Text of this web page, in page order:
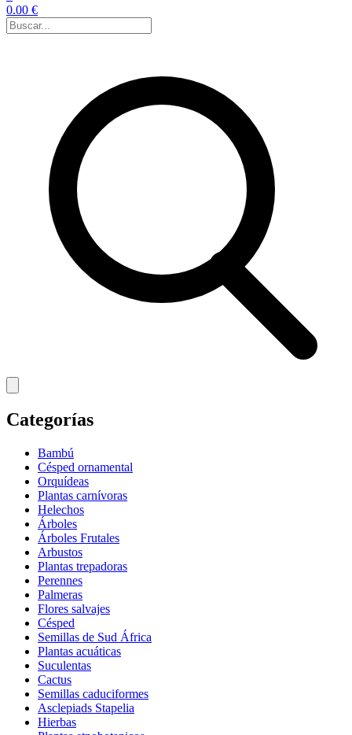
0.00 €
Categorías
Bambú
Césped ornamental
Orquídeas
Plantas carnívoras
Helechos
Árboles
Árboles Frutales
Arbustos
Plantas trepadoras
Perennes
Palmeras
Flores salvajes
Césped
Semillas de Sud África
Plantas acuáticas
Suculentas
Cactus
Semillas caduciformes
Asclepiads Stapelia
Hierbas